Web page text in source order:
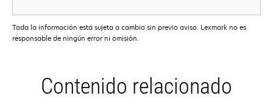
Toda la información está sujeta a cambio sin previo aviso. Lexmark no es
responsable de ningún error ni omisión.
Contenido relacionado